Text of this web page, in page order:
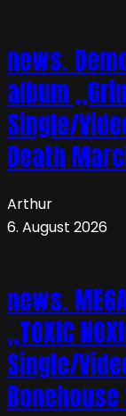
news.
album
Single/
Death
Arthur
6. August 2026
news.
„TOXIC
Single/